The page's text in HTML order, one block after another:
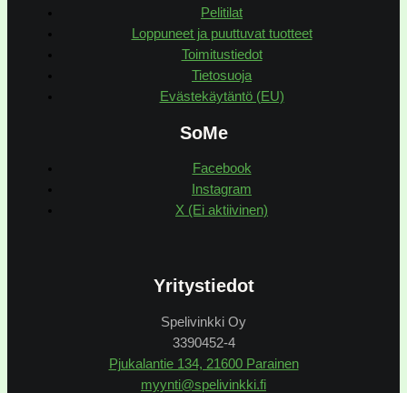
Pelitilat
Loppuneet ja puuttuvat tuotteet
Toimitustiedot
Tietosuoja
Evästekäytäntö (EU)
SoMe
Facebook
Instagram
X (Ei aktiivinen)
Yritystiedot
Spelivinkki Oy
3390452-4
Pjukalantie 134, 21600 Parainen
myynti@spelivinkki.fi